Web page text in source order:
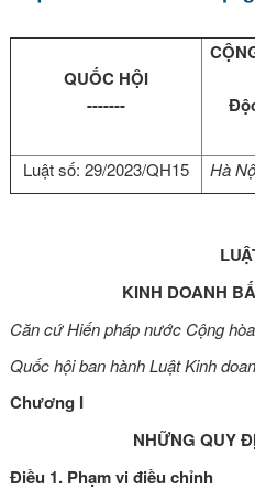
QUỐC HỘI
-------
Luật số: 29/2023/QH15 Hà
KINH DOANH
Căn cứHiến pháp nước Cộng
Quốc hội ban hành Luật Kinh
Chương I
NHỮNG QUY
Điều 1. Phạm vi điều chỉnh